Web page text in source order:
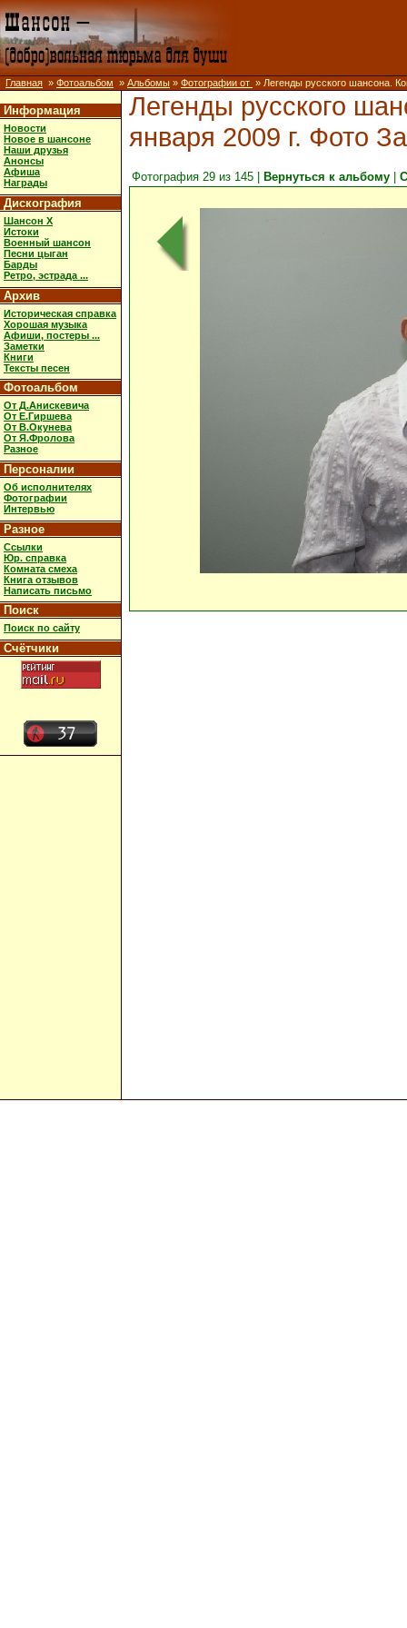
Главная » Фотоальбом » Альбомы » Фотографии от » Легенды русского шансона.
Информация
Новости
Новое в шансоне
Наши друзья
Анонсы
Афиша
Награды
Дискография
Шансон X
Истоки
Военный шансон
Песни цыган
Барды
Ретро, эстрада ...
Архив
Историческая справка
Хорошая музыка
Афиши, постеры ...
Заметки
Книги
Тексты песен
Фотоальбом
От Д.Анискевича
От Е.Гиршева
От В.Окунева
От Я.Фролова
Разное
Персоналии
Об исполнителях
Фотографии
Интервью
Разное
Ссылки
Юр. справка
Комната смеха
Книга отзывов
Написать письмо
Поиск
Поиск по сайту
Счётчики
Легенды русского
января 2009 г. Фото
Фотография 29 из 145 | Вернуться к альбому